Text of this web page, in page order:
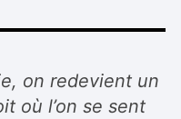
on redevient un
où l’on se sent